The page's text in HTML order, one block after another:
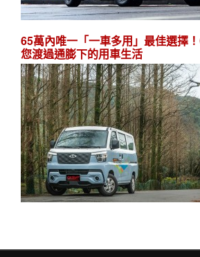
65萬內唯一「一車多用」最佳選擇
您渡過通膨下的用車生活